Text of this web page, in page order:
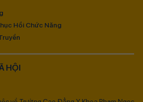
Hồi Chức Năng
HỘI